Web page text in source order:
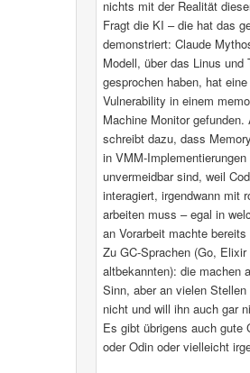
nichts mit der Realität
Fragt die KI – die hat das
demonstriert: Claude
Modell, über das Linus und
gesprochen haben, hat
Vulnerability in einem
Machine Monitor
schreibt dazu, dass
in VMM-
unvermeidbar sind, weil
interagiert, irgendwann mit
arbeiten muss – egal in
an Vorarbeit machte
Zu GC-Sprachen (Go, Elixir
altbekannten): die machen
Sinn, aber an vielen
nicht und will ihn auch gar
Es gibt übrigens auch gute
oder Odin oder vielleicht